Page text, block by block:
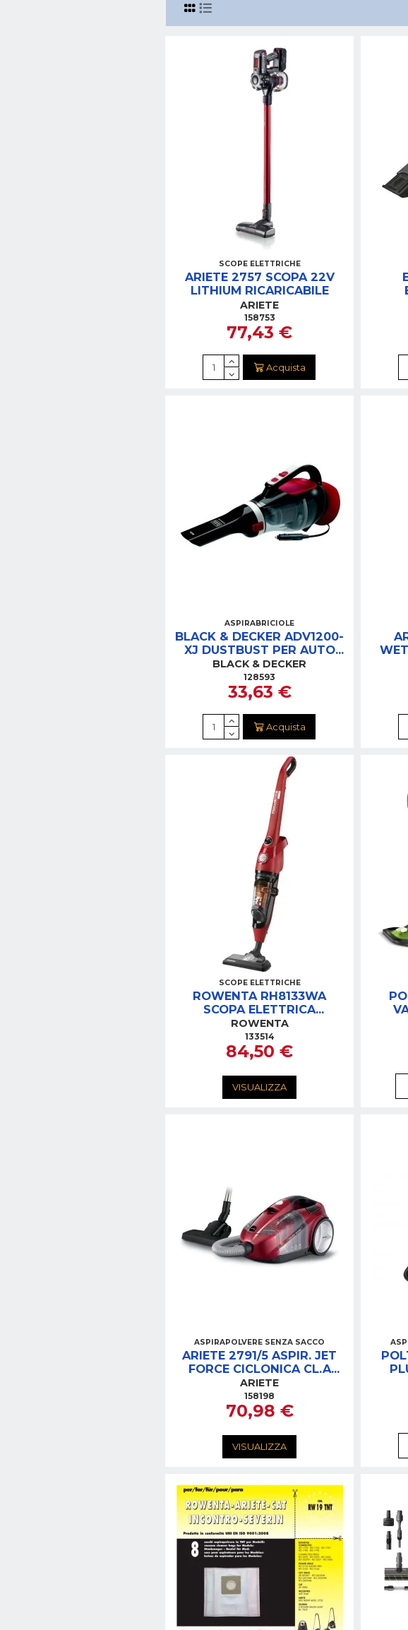
SCOPE ELETTRICHE
ARIETE 2757 SCOPA 22V
LITHIUM RICARICABILE
ARIETE
158753
77,43 €
Acquista
ASPIRABRICIOLE
BLACK & DECKER ADV1200-
XJ DUSTBUST PER AUTO
(ATTACCO ACCENDISIGARI)
BLACK & DECKER
128593
33,63 €
Acquista
SCOPE ELETTRICHE
ROWENTA RH8133WA
SCOPA ELETTRICA
POWERLINE S/SACCO
ROWENTA
133514
84,50 €
VISUALIZZA
ASPIRAPOLVERE SENZA SACCO
ARIETE 2791/5 ASPIR. JET
FORCE CICLONICA CL.A
SENZA SACCO 800W
ARIETE
158198
70,98 €
VISUALIZZA